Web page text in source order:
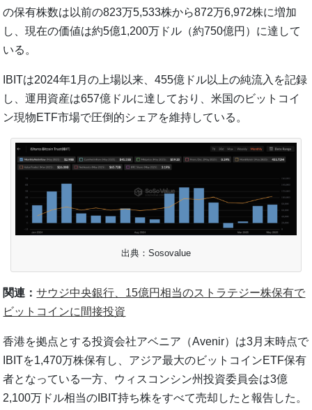
の保有株数は以前の823万5,533株から872万6,972株に増加
し、現在の価値は約5億1,200万ドル（約750億円）に達して
いる。
IBITは2024年1月の上場以来、455億ドル以上の純流入を記録
し、運用資産は657億ドルに達しており、米国のビットコイ
ン現物ETF市場で圧倒的シェアを維持している。
出典：Sosovalue
関連：サウジ中央銀行、15億円相当のストラテジー株保有で
ビットコインに間接投資
香港を拠点とする投資会社アベニア（Avenir）は3月末時点で
IBITを1,470万株保有し、アジア最大のビットコインETF保有
者となっている一方、ウィスコンシン州投資委員会は3億
2,100万ドル相当のIBIT持ち株をすべて売却したと報告した。